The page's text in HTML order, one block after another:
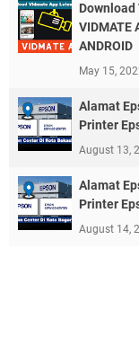
VIDMATE
ANDROID
May 15,
Alamat
Printer
August 13,
Alamat
Printer
August 14,